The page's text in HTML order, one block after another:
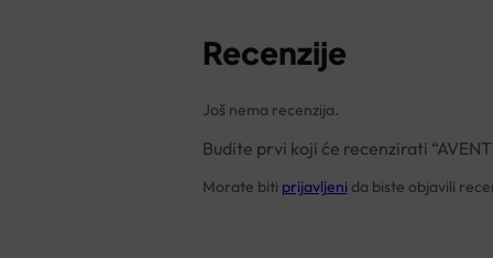
Recenzije
Još nema recenzija.
Budite prvi koji će recenzirati
Morate biti prijavljeni da biste objavili